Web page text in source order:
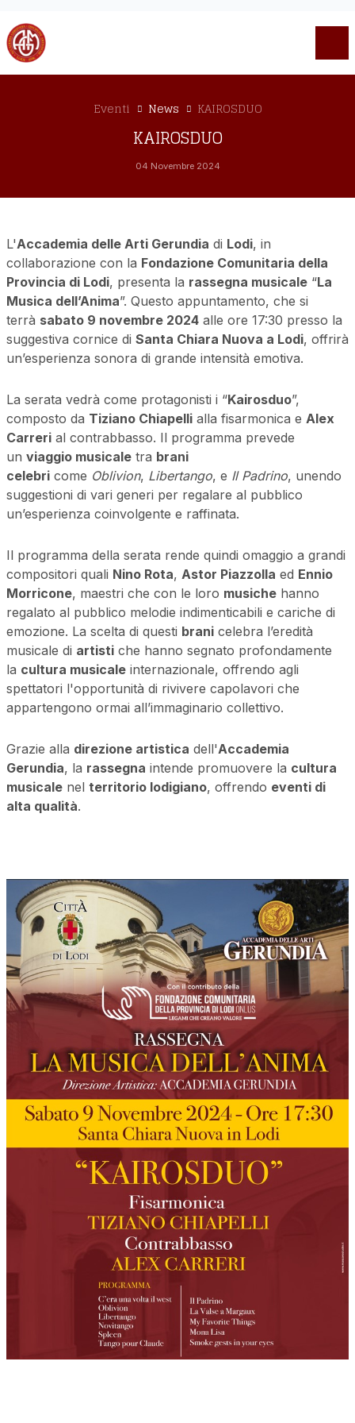
Eventi News KAIROSDUO
KAIROSDUO
04 Novembre 2024
L'Accademia delle Arti Gerundia di Lodi, in
collaborazione con la Fondazione Comunitaria della
Provincia di Lodi, presenta la rassegna musicale“La
Musica dell’Anima”. Questo appuntamento, che si
terrà sabato 9 novembre 2024alle ore 17:30 presso la
suggestiva cornice di Santa Chiara Nuova a Lodi, offrirà
un’esperienza sonora di grande intensità emotiva.
La serata vedrà come protagonisti i “Kairosduo”,
composto da Tiziano Chiapellialla fisarmonica e Alex
Carrerial contrabbasso. Il programma prevede
un viaggio musicaletra brani
celebricome Oblivion, Libertango, e Il Padrino, unendo
suggestioni di vari generi per regalare al pubblico
un’esperienza coinvolgente e raffinata.
Il programma della serata rende quindi omaggio a grandi
compositori quali Nino Rota, Astor Piazzolla ed Ennio
Morricone, maestri che con le loro musichehanno
regalato al pubblico melodie indimenticabili e cariche di
emozione. La scelta di questi branicelebra l’eredità
musicale di artistiche hanno segnato profondamente
la cultura musicaleinternazionale, offrendo agli
spettatori l'opportunità di rivivere capolavori che
appartengono ormai all’immaginario collettivo.
Grazie alla direzione artistica dell'Accademia
Gerundia, la rassegna intende promuovere la cultura
musicalenel territorio lodigiano, offrendo eventi di
alta qualità.